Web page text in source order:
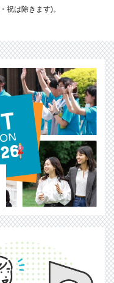
祝は除きます)。